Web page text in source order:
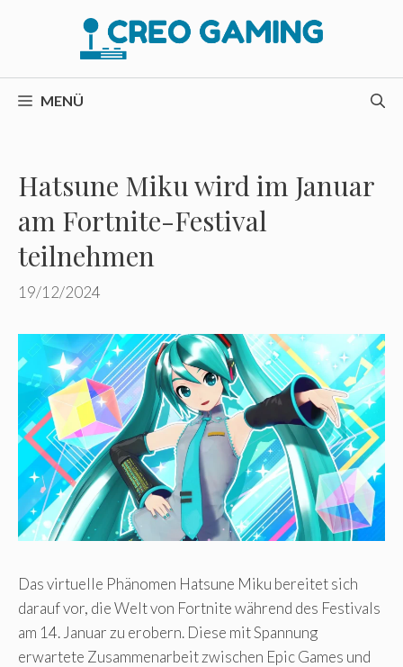
MENÜ
Hatsune Miku wird im Januar
am Fortnite-Festival
teilnehmen
19/12/2024
Das virtuelle Phänomen Hatsune Miku bereitet sich
darauf vor, die Welt von Fortnite während des Festivals
am 14. Januar zu erobern. Diese mit Spannung
erwartete Zusammenarbeit zwischen Epic Games und